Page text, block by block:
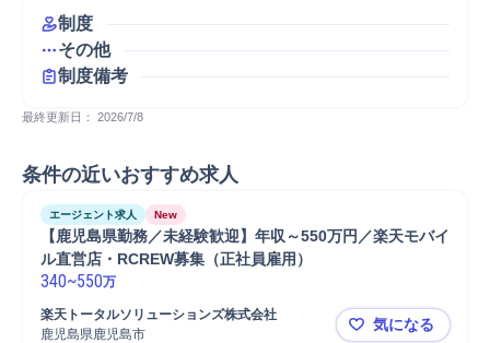
制度
その他
制度備考
最終更新日： 2026/7/8
条件の近いおすすめ求人
エージェント求人 New
【鹿児島県勤務／未経験歓迎】年収～550万円／楽天モバイ
ル直営店・RCREW募集（正社員雇用）
340~550万
楽天トータルソリューションズ株式会社
鹿児島県鹿児島市
【鹿児島県
気になる